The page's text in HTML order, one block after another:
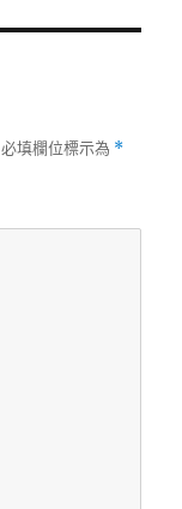
必填欄位標示為 *